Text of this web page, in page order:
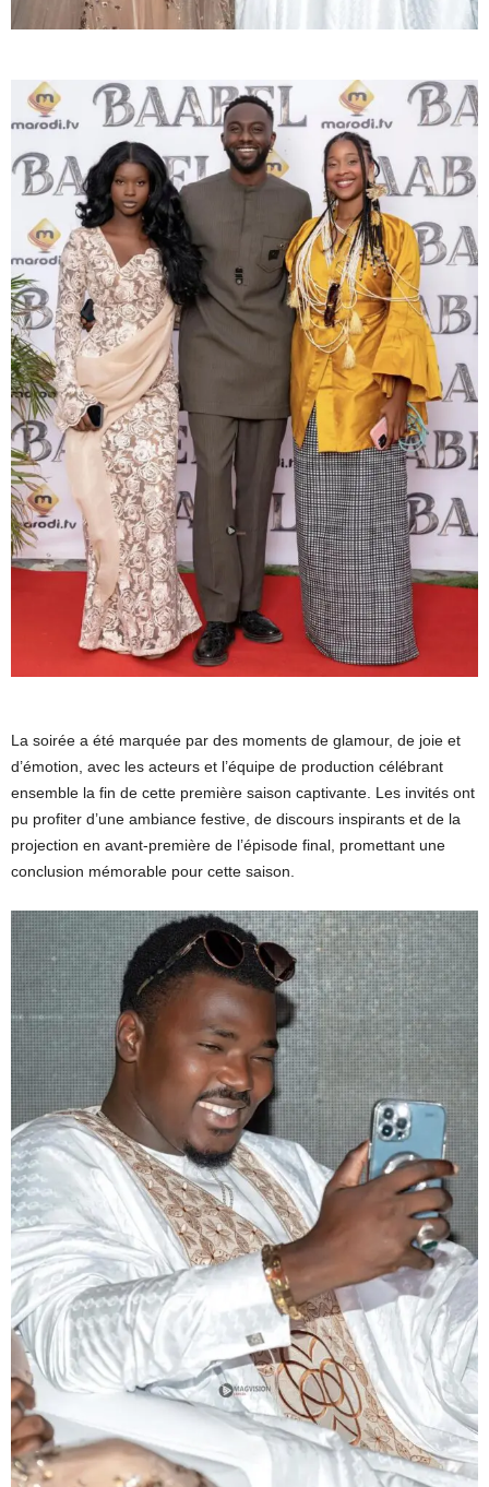
La soirée a été marquée par des moments de glamour, de joie et
d’émotion, avec les acteurs et l’équipe de production célébrant
ensemble la fin de cette première saison captivante. Les invités ont
pu profiter d’une ambiance festive, de discours inspirants et de la
projection en avant-première de l’épisode final, promettant une
conclusion mémorable pour cette saison.